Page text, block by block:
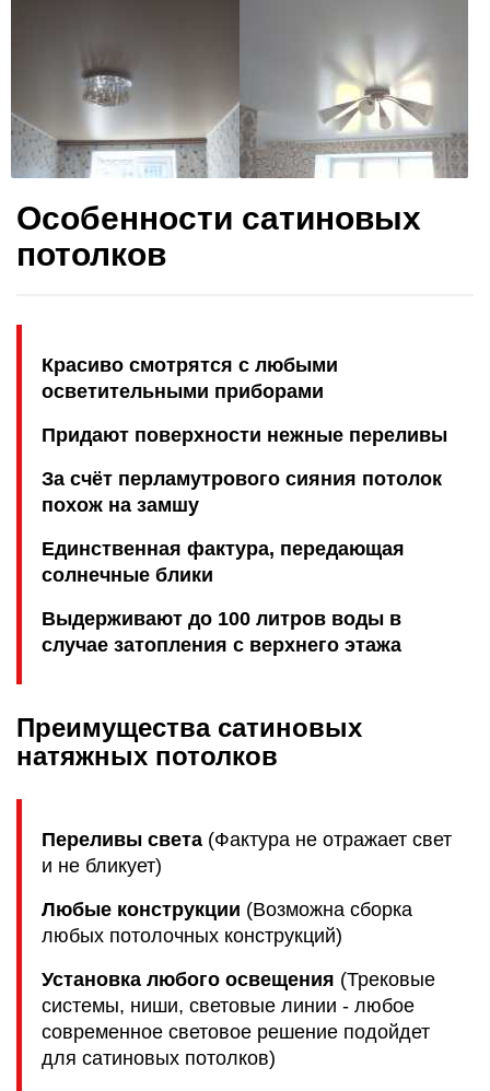
Особенности сатиновых
потолков
Красиво смотрятся с любыми
осветительными приборами
Придают поверхности нежные переливы
За счёт перламутрового сияния потолок
похож на замшу
Единственная фактура, передающая
солнечные блики
Выдерживают до 100 литров воды в
случае затопления с верхнего этажа
Преимущества сатиновых
натяжных потолков
Переливы света(Фактура не отражает свет
и не бликует)
Любые конструкции (Возможна сборка
любых потолочных конструкций)
Установка любого освещения (Трековые
системы, ниши, световые линии - любое
современное световое решение подойдет
для сатиновых потолков)